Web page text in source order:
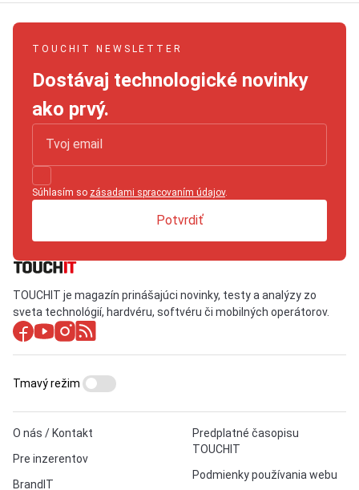
TOUCHIT NEWSLETTER
Dostávaj technologické novinky
ako prvý.
Súhlasím so zásadami spracovaním údajov.
Potvrdiť
TOUCHIT je magazín prinášajúci novinky, testy a analýzy zo
sveta technológií, hardvéru, softvéru či mobilných operátorov.
O nás / Kontakt
Pre inzerentov
BrandIT
Predplatné časopisu
TOUCHIT
Podmienky používania webu
Tmavý režim